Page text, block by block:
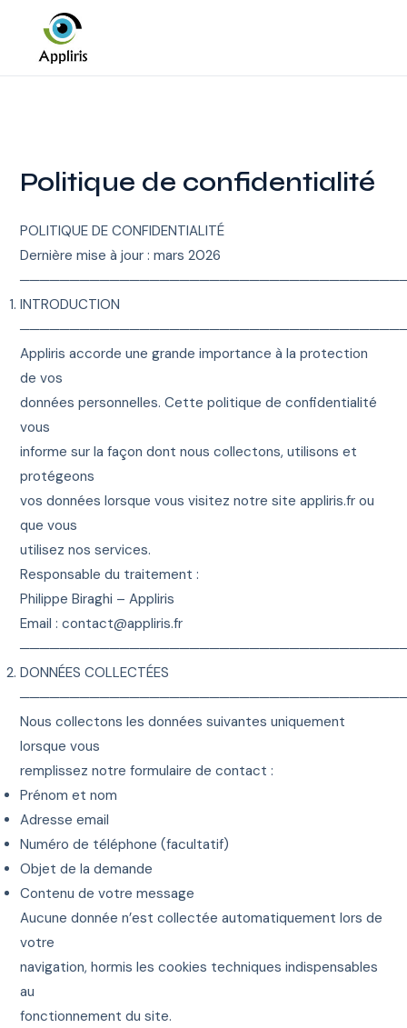
Politique de confidentialité
POLITIQUE DE CONFIDENTIALITÉ
Dernière mise à jour : mars 2026
INTRODUCTION
Appliris accorde une grande importance à la protection
de vos
données personnelles. Cette politique de confidentialité
vous
informe sur la façon dont nous collectons, utilisons et
protégeons
vos données lorsque vous visitez notre site appliris.fr ou
que vous
utilisez nos services.
Responsable du traitement :
Philippe Biraghi – Appliris
Email :contact@appliris.fr
DONNÉES COLLECTÉES
Nous collectons les données suivantes uniquement
lorsque vous
remplissez notre formulaire de contact :
Prénom et nom
Adresse email
Numéro de téléphone (facultatif)
Objet de la demande
Contenu de votre message
Aucune donnée n’est collectée automatiquement lors de
votre
navigation, hormis les cookies techniques indispensables
au
fonctionnement du site.